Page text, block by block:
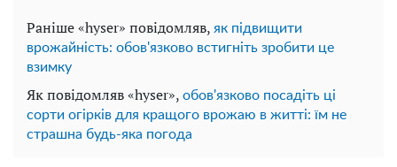
Раніше «hyser» повідомляв, як підвищити
врожайність: обов'язково встигніть зробити це
взимку
Як повідомляв «hyser», обов'язково посадіть ці
сорти огірків для кращого врожаю в житті: їм не
страшна будь-яка погода